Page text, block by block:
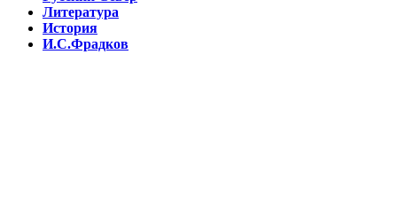
Литература
История
И.С.Фрадков